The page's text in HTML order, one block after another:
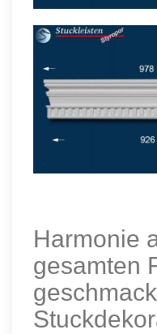
Harmonie
gesamten